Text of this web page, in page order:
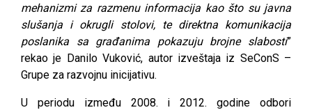
mehanizmi za razmenu informacija kao što su javna
slušanja i okrugli stolovi, te direktna komunikacija
poslanika sa građanima pokazuju brojne slabosti”
rekao je Danilo Vuković, autor izveštaja iz SeConS –
Grupe za razvojnu inicijativu.
U periodu između 2008. i 2012. godine odbori